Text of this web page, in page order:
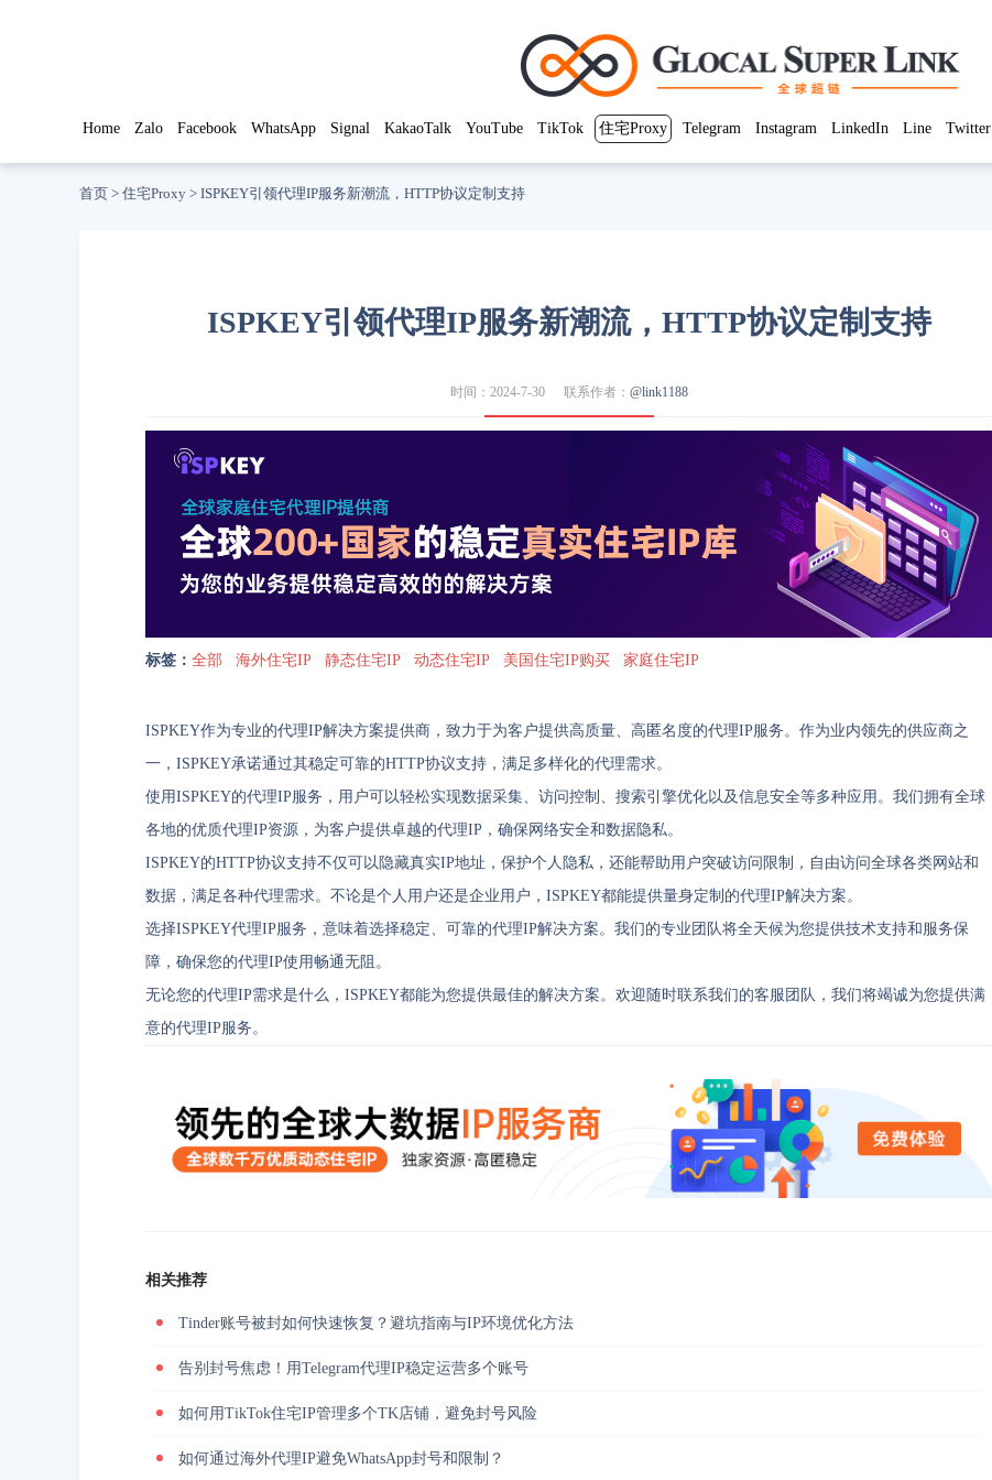
Home Zalo Facebook WhatsApp Signal KakaoTalk YouTube TikTok 住宅Proxy Telegram Instagram LinkedIn Line Twitter
首页 > 住宅Proxy > ISPKEY引领代理IP服务新潮流，HTTP协议定制支持
ISPKEY引领代理IP服务新潮流，HTTP协议定制支持
时间：2024-7-30 联系作者： @link1188
标签： 全部 海外住宅IP 静态住宅IP 动态住宅IP 美国住宅IP购买 家庭住宅IP
ISPKEY作为专业的代理IP解决方案提供商，致力于为客户提供高质量、高匿名度的代理IP服务。作为业内领先的供应商之
一，ISPKEY承诺通过其稳定可靠的HTTP协议支持，满足多样化的代理需求。
使用ISPKEY的代理IP服务，用户可以轻松实现数据采集、访问控制、搜索引擎优化以及信息安全等多种应用。我们拥有全球
各地的优质代理IP资源，为客户提供卓越的代理IP，确保网络安全和数据隐私。
ISPKEY的HTTP协议支持不仅可以隐藏真实IP地址，保护个人隐私，还能帮助用户突破访问限制，自由访问全球各类网站和
数据，满足各种代理需求。不论是个人用户还是企业用户，ISPKEY都能提供量身定制的代理IP解决方案。
选择ISPKEY代理IP服务，意味着选择稳定、可靠的代理IP解决方案。我们的专业团队将全天候为您提供技术支持和服务保
障，确保您的代理IP使用畅通无阻。
无论您的代理IP需求是什么，ISPKEY都能为您提供最佳的解决方案。欢迎随时联系我们的客服团队，我们将竭诚为您提供满
意的代理IP服务。
相关推荐
Tinder账号被封如何快速恢复？避坑指南与IP环境优化方法
告别封号焦虑！用Telegram代理IP稳定运营多个账号
如何用TikTok住宅IP管理多个TK店铺，避免封号风险
如何通过海外代理IP避免WhatsApp封号和限制？